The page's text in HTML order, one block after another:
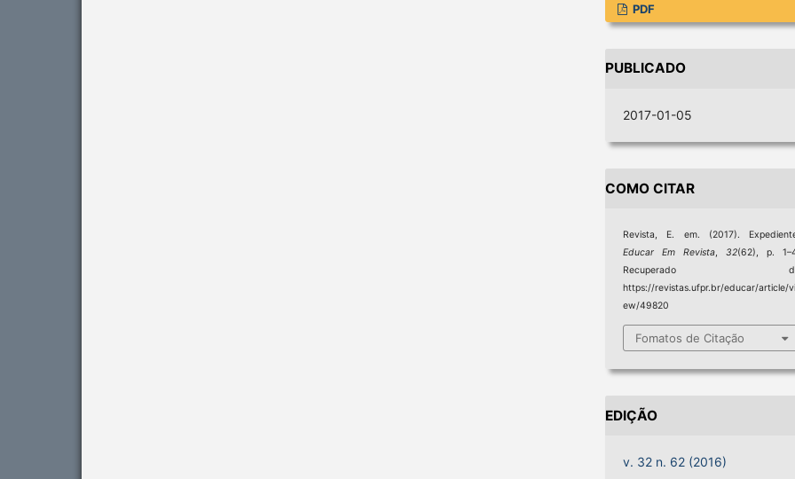
PDF
PUBLICADO
2017-01-05
COMO CITAR
Revista, E. em. (2017).
Educar Em Revista,32(62), p.
Recuperado
https://revistas.ufpr.br/educar/article/vi
ew/49820
Fomatos de Citação
EDIÇÃO
v. 32 n. 62 (2016)